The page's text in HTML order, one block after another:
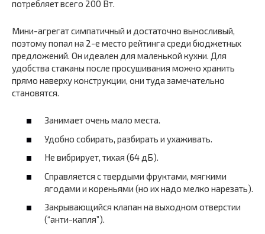
потребляет всего 200 Вт.
Мини-агрегат симпатичный и достаточно выносливый,
поэтому попал на 2-е место рейтинга среди бюджетных
предложений. Он идеален для маленькой кухни. Для
удобства стаканы после просушивания можно хранить
прямо наверху конструкции, они туда замечательно
становятся.
Занимает очень мало места.
Удобно собирать, разбирать и ухаживать.
Не вибрирует, тихая (64 дБ).
Справляется с твердыми фруктами, мягкими
ягодами и кореньями (но их надо мелко нарезать).
Закрывающийся клапан на выходном отверстии
(“анти-капля”).